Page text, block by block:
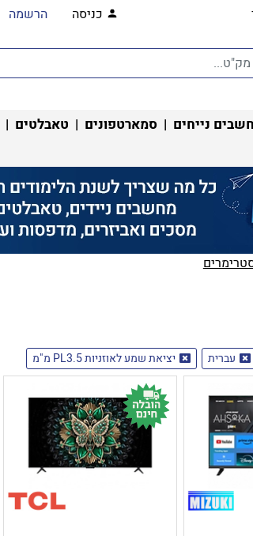
כניסה הרשמה
נייחים | סמארטפונים | טאבלטים |
עברית יציאת שמע לאוזניות PL3.5 מ"מ